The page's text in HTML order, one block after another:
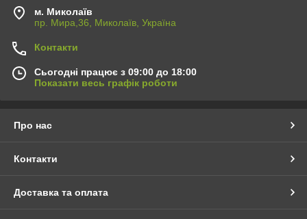
м. Миколаїв
пр. Мира,36, Миколаїв, Україна
Контакти
Сьогодні працює з 09:00 до 18:00
Показати весь графік роботи
Про нас
Контакти
Доставка та оплата